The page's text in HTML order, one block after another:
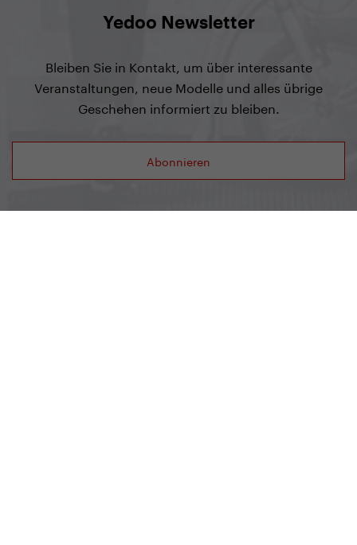
Yedoo Newsletter
Bleiben Sie in Kontakt, um über interessante
Veranstaltungen, neue Modelle und alles übrige
Geschehen informiert zu bleiben.
Abonnieren